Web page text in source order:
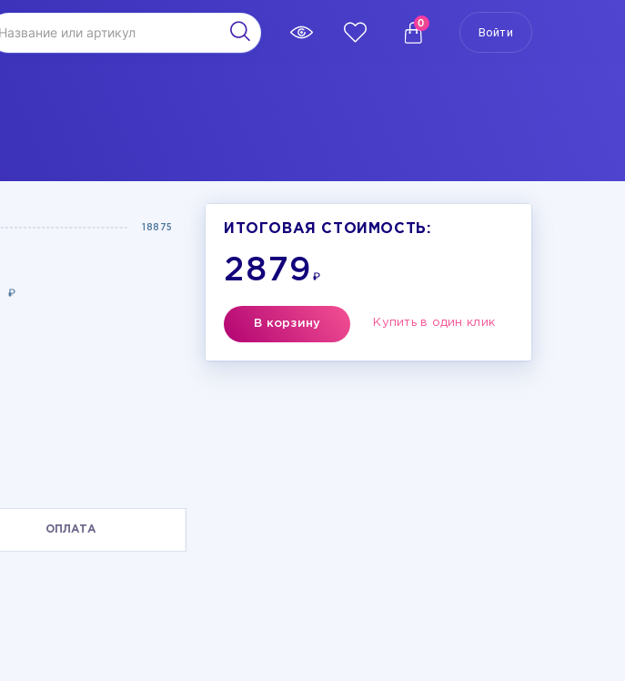
0
Войти
18875
₽
ОПЛАТА
ИТОГОВАЯ СТОИМОСТЬ:
2879 ₽
В корзину Купить в один клик